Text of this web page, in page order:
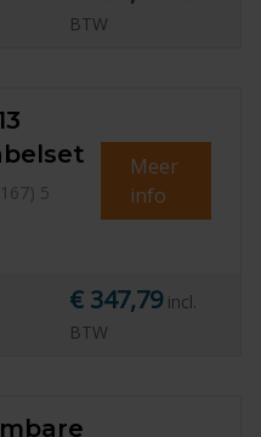
BTW
5
Meer
info
€ 347,79 incl.
BTW